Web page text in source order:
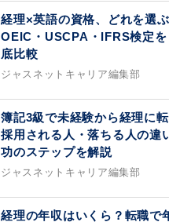
経理×英語の資格、どれを選
OEIC・USCPA・IFRS検定
底比較
ジャスネットキャリア編集部
簿記3級で未経験から経理に
採用される人・落ちる人の違
功のステップを解説
ジャスネットキャリア編集部
経理の年収はいくら？転職で